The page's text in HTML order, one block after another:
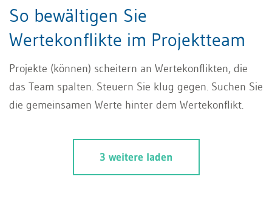
So bewältigen Sie
Wertekonflikte im Projektteam
Projekte (können) scheitern an Wertekonflikten, die
das Team spalten. Steuern Sie klug gegen. Suchen Sie
die gemeinsamen Werte hinter dem Wertekonflikt.
3 weitere laden